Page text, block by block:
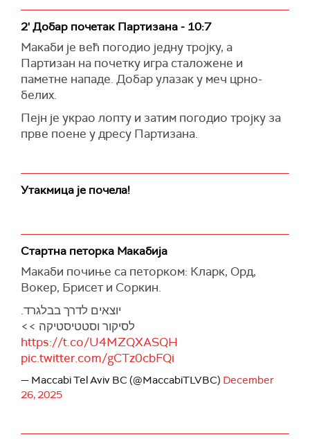
2' Добар почетак Партизана - 10:7
Макаби је већ погодио једну тројку, а
Партизан на почетку игра сталожене и
паметне нападе. Добар улазак у меч црно-
белих.
Пејн је украо лопту и затим погодио тројку за
прве поене у дресу Партизана.
Утакмица је почела!
Стартна петорка Макабија
Макаби почиње са петорком: Кларк, Орд,
Вокер, Брисет и Соркин.
יוצאים לדרך בבלגרד.
לסיקור וסטטיסטיקה >>
https://t.co/U4MZQXASQH
pic.twitter.com/gCTz0cbFQi
— Maccabi Tel Aviv BC (@MaccabiTLVBC) December
26, 2025